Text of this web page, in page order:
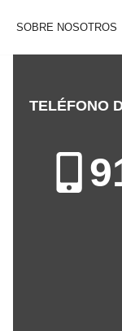
SOBRE NOSOTROS
TELÉFONO